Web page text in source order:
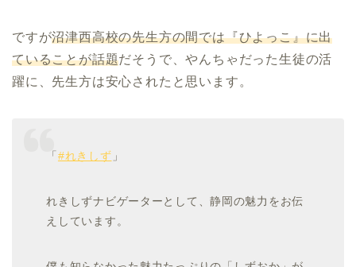
ですが沼津西高校の先生方の間では『ひよっこ』に出
ていることが話題だそうで、やんちゃだった生徒の活
躍に、先生方は安心されたと思います。
「 #れきしず 」
れきしずナビゲーターとして、静岡の魅力をお伝
えしています。